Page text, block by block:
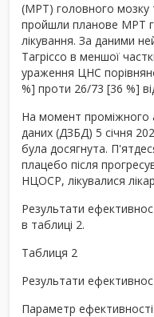
(МРТ) головного мозку
пройшли планове МРТ
лікування. За даними
Тагріссо в меншої
ураження ЦНС
%] проти 26/73 [36 %]
На момент проміжного
даних (ДЗБД) 5 січня
була досягнута.
плацебо після
НЦОСР, лікувалися
Результати
в таблиці 2.
Таблиця 2
Результати
Параметр ефективності